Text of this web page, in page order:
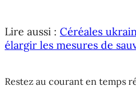
Lire aussi : Céréales
élargir les mesures de
Restez au courant en temps